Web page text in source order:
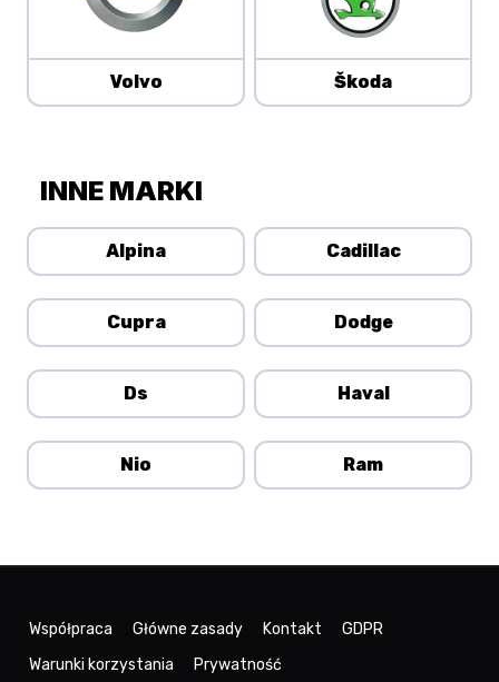
Volvo Škoda
INNE MARKI
Alpina Cadillac
Cupra Dodge
Ds Haval
Nio Ram
Współpraca Główne zasady Kontakt
GDPR
Warunki korzystania
Prywatność